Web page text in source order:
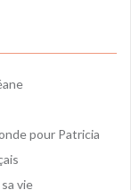
pour Patricia
vie